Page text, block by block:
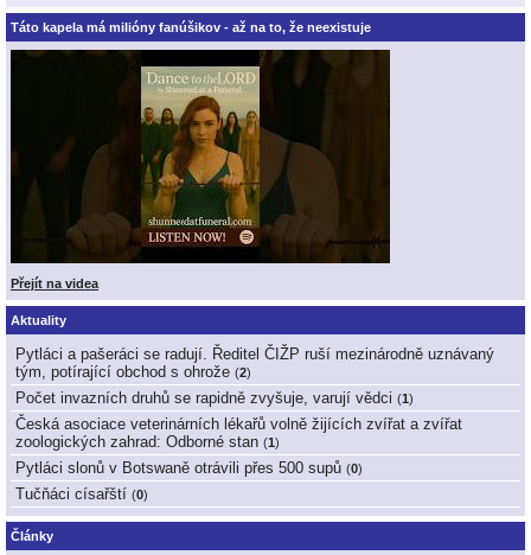
Táto kapela má milióny fanúšikov - až na to, že neexistuje
Přejít na videa
Aktuality
Pytláci a pašeráci se radují. Ředitel ČIŽP ruší mezinárodně uznávaný
tým, potírající obchod s ohrože (2)
Počet invazních druhů se rapidně zvyšuje, varují vědci (1)
Česká asociace veterinárních lékařů volně žijících zvířat a zvířat
zoologických zahrad: Odborné stan (1)
Pytláci slonů v Botswaně otrávili přes 500 supů (0)
Tučňáci císařští (0)
Články